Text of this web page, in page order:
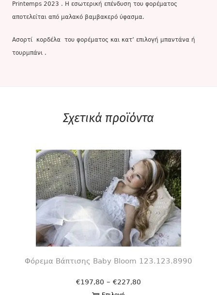
Printemps 2023 . Η εσωτερική επένδυση του φορέματος
αποτελείται από μαλακό βαμβακερό ύφασμα.
Ασορτί κορδέλα του φορέματος και κατ’ επιλογή μπαντάνα ή
τουρμπάνι .
Σχετικά προϊόντα
Φόρεμα Βάπτισης Βaby Bloom 123.123.8990
€197,80 – €227,80